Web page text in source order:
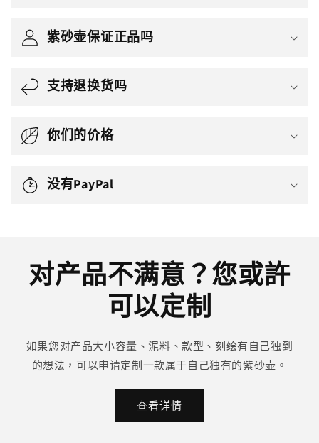
紫砂壶保证正品吗
支持退换货吗
你们的价格
没有PayPal
对产品不满意？您或許
可以定制
如果您对产品大小容量、泥料、款型、刻绘有自己独到
的想法，可以申请定制一款属于自己独有的紫砂壶。
查看详情